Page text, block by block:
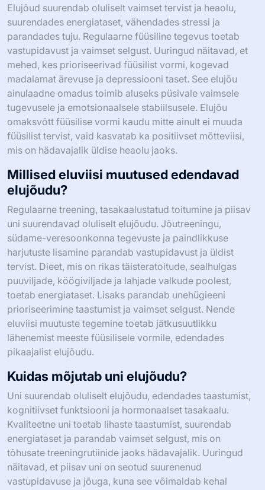
Elujõud suurendab oluliselt vaimset tervist ja heaolu,
suurendades energiataset, vähendades stressi ja
parandades tuju. Regulaarne füüsiline tegevus toetab
vastupidavust ja vaimset selgust. Uuringud näitavad, et
mehed, kes prioriseerivad füüsilist vormi, kogevad
madalamat ärevuse ja depressiooni taset. See elujõu
ainulaadne omadus toimib aluseks püsivale vaimsele
tugevusele ja emotsionaalsele stabiilsusele. Elujõu
omaksvõtt füüsilise vormi kaudu mitte ainult ei muuda
füüsilist tervist, vaid kasvatab ka positiivset mõtteviisi,
mis on hädavajalik üldise heaolu jaoks.
Millised eluviisi muutused edendavad
elujõudu?
Regulaarne treening, tasakaalustatud toitumine ja piisav
uni suurendavad oluliselt elujõudu. Jõutreeningu,
südame-veresoonkonna tegevuste ja paindlikkuse
harjutuste lisamine parandab vastupidavust ja üldist
tervist. Dieet, mis on rikas täisteratoitude, sealhulgas
puuviljade, köögiviljade ja lahjade valkude poolest,
toetab energiataset. Lisaks parandab unehügieeni
prioriseerimine taastumist ja vaimset selgust. Nende
eluviisi muutuste tegemine toetab jätkusuutlikku
lähenemist meeste füüsilisele vormile, edendades
pikaajalist elujõudu.
Kuidas mõjutab uni elujõudu?
Uni suurendab oluliselt elujõudu, edendades taastumist,
kognitiivset funktsiooni ja hormonaalset tasakaalu.
Kvaliteetne uni toetab lihaste taastumist, suurendab
energiataset ja parandab vaimset selgust, mis on
tõhusate treeningrutiinide jaoks hädavajalik. Uuringud
näitavad, et piisav uni on seotud suurenenud
vastupidavuse ja jõuga, kuna see võimaldab kehal